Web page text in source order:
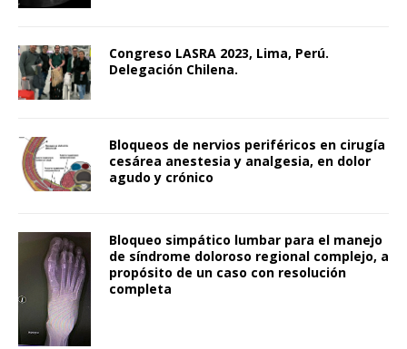
Congreso LASRA 2023, Lima, Perú.
Delegación Chilena.
Bloqueos de nervios periféricos en cirugía
cesárea anestesia y analgesia, en dolor
agudo y crónico
Bloqueo simpático lumbar para el manejo
de síndrome doloroso regional complejo, a
propósito de un caso con resolución
completa